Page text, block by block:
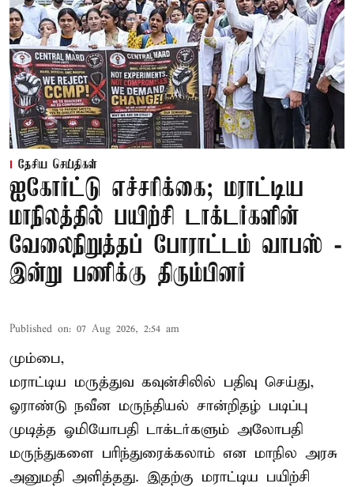
தேசிய செய்திகள்
ஐகோர்ட்டு எச்சரிக்கை; மராட்டிய
மாநிலத்தில் பயிற்சி டாக்டர்களின்
வேலைநிறுத்தப் போராட்டம் வாபஸ் -
இன்று பணிக்கு திரும்பினர்
Published on: 07 Aug 2026, 2:54 am
மும்பை,
மராட்டிய மருத்துவ கவுன்சிலில் பதிவு செய்து,
ஓராண்டு நவீன மருந்தியல் சான்றிதழ் படிப்பு
முடித்த ஓமியோபதி டாக்டர்களும் அலோபதி
மருந்துகளை பரிந்துரைக்கலாம் என மாநில அரசு
அனுமதி அளித்தது. இதற்கு மராட்டிய பயிற்சி